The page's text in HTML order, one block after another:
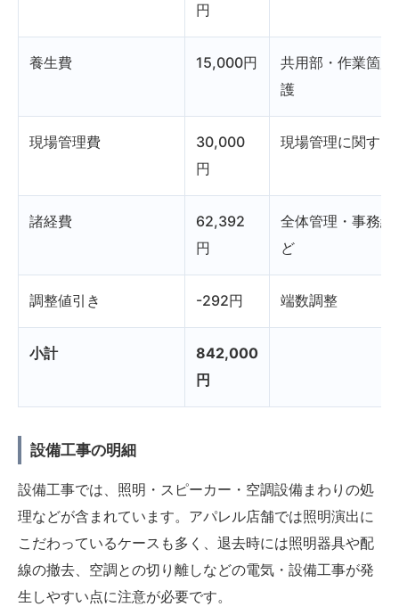
円
養生費 15,000円
共用部・作業箇所
護
現場管理費
30,000
円
現場管理に関する
諸経費
62,392
円
全体管理・事務経
ど
調整値引き -292円 端数調整
小計
842,000
円
設備工事の明細
設備工事では、照明・スピーカー・空調設備まわりの処
理などが含まれています。アパレル店舗では照明演出に
こだわっているケースも多く、退去時には照明器具や配
線の撤去、空調との切り離しなどの電気・設備工事が発
生しやすい点に注意が必要です。